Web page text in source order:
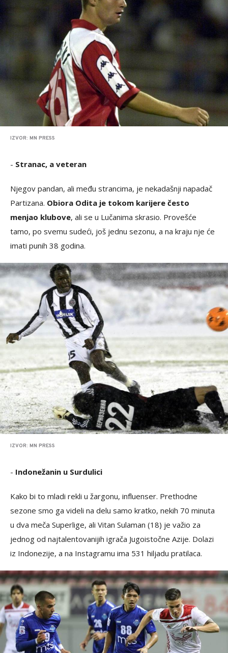
IZVOR: MN PRESS
- Stranac, a veteran
Njegov pandan, ali među strancima, je nekadašnji napadač
Partizana. Obiora Odita je tokom karijere često
menjao klubove, ali se u Lučanima skrasio. Provešće
tamo, po svemu sudeći, još jednu sezonu, a na kraju nje će
imati punih 38 godina.
IZVOR: MN PRESS
- Indonežanin u Surdulici
Kako bi to mladi rekli u žargonu, influenser. Prethodne
sezone smo ga videli na delu samo kratko, nekih 70 minuta
u dva meča Superlige, ali Vitan Sulaman (18) je važio za
jednog od najtalentovanijih igrača Jugoistočne Azije. Dolazi
iz Indonezije, a na Instagramu ima 531 hiljadu pratilaca.